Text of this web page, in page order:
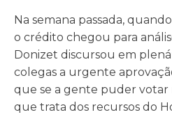
Na semana passada,
o crédito chegou para
Donizet discursou em
colegas a urgente
que se a gente puder votar
que trata dos recursos do